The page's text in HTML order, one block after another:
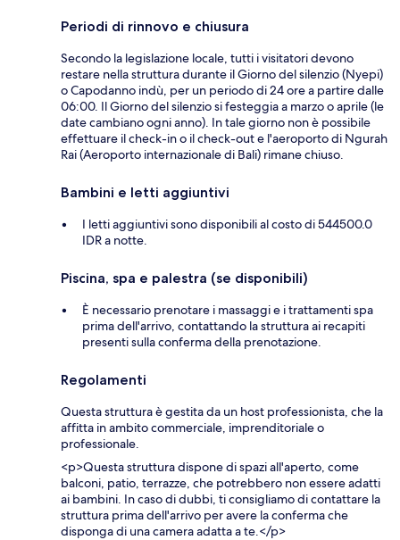
Periodi di rinnovo e chiusura
Secondo la legislazione locale, tutti i visitatori devono
restare nella struttura durante il Giorno del silenzio (Nyepi)
o Capodanno indù, per un periodo di 24 ore a partire dalle
06:00. Il Giorno del silenzio si festeggia a marzo o aprile (le
date cambiano ogni anno). In tale giorno non è possibile
effettuare il check-in o il check-out e l'aeroporto di Ngurah
Rai (Aeroporto internazionale di Bali) rimane chiuso.
Bambini e letti aggiuntivi
I letti aggiuntivi sono disponibili al costo di 544500.0
IDR a notte.
Piscina, spa e palestra (se disponibili)
È necessario prenotare i massaggi e i trattamenti spa
prima dell'arrivo, contattando la struttura ai recapiti
presenti sulla conferma della prenotazione.
Regolamenti
Questa struttura è gestita da un host professionista, che la
affitta in ambito commerciale, imprenditoriale o
professionale.
<p>Questa struttura dispone di spazi all'aperto, come
balconi, patio, terrazze, che potrebbero non essere adatti
ai bambini. In caso di dubbi, ti consigliamo di contattare la
struttura prima dell'arrivo per avere la conferma che
disponga di una camera adatta a te.</p>